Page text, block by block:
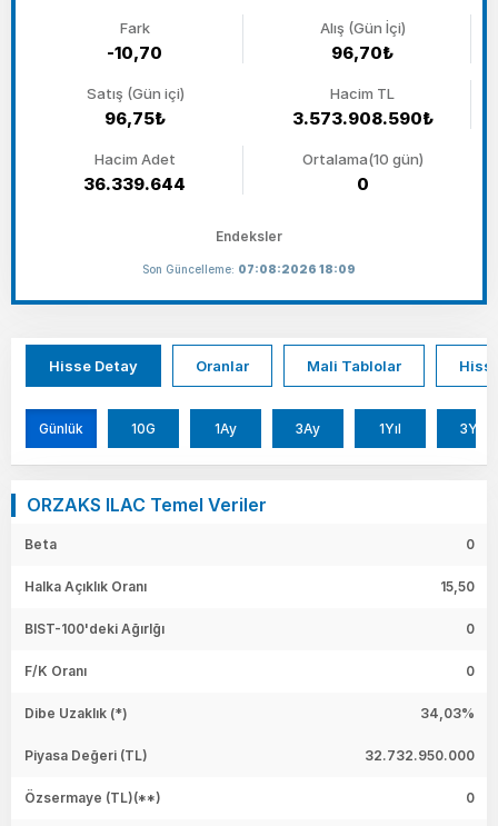
Fark
-10,70
Alış (Gün İçi)
96,70₺
Satış (Gün içi)
96,75₺
Hacim TL
3.573.908.590₺
Hacim Adet
36.339.644
Ortalama(10 gün)
0
Endeksler
Son Güncelleme: 07:08:2026 18:09
Hisse Detay Oranlar Mali Tablolar
Günlük 10G 1Ay 3Ay 1Yıl 3Yıl
ORZAKS ILAC Temel Veriler
Beta 0
Halka Açıklık Oranı 15,50
BIST-100'deki Ağırlğı 0
F/K Oranı 0
Dibe Uzaklık (*) 34,03%
Piyasa Değeri (TL) 32.732.950.000
Özsermaye (TL)(**) 0